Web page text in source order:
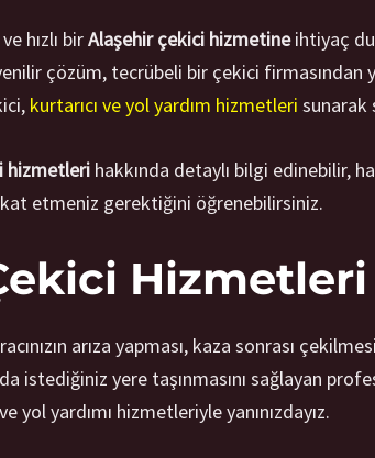
hızlı birAlaşehir çekici hizmetineihtiyaç
çözüm, tecrübeli bir çekici firmasından
kurtarıcı ve yol yardım hizmetleri sunarak
hizmetleri hakkında detaylı bilgi edinebilir,
etmeniz gerektiğini öğrenebilirsiniz.
arıza yapması, kaza sonrası
istediğiniz yere taşınmasını sağlayan
yardımı hizmetleriyle yanınızdayız.